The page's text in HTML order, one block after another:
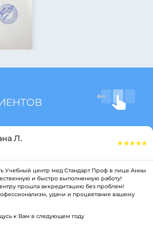
Л.
Учебный центр мед Стандарт Проф в лице Анны
и быстро выполненную работу!
прошла аккредитацию без проблем!
удачи и процветания вашему
к Вам в следующем году